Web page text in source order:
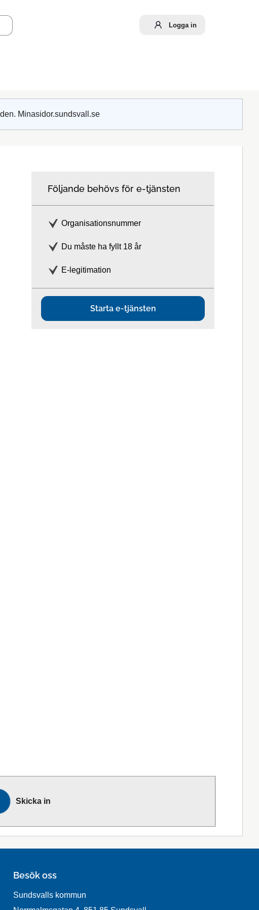
Logga in
Minasidor.sundsvall.se
Följande behövs för e-tjänsten
Organisationsnummer
Du måste ha fyllt 18 år
E-legitimation
Starta e-tjänsten
Skicka in
Besök oss
Sundsvalls kommun